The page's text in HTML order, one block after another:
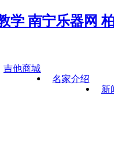
吉他商城
名家介绍
新